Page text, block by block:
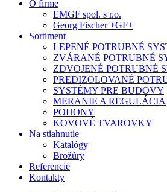
O firme
EMGF spol. s r.o.
Georg Fischer +GF+
Sortiment
LEPENÉ POTRUBNÉ
ZVÁRANÉ POTRUBNÉ
ZDVOJENÉ POTRUBNÉ
PREDIZOLOVANÉ
SYSTÉMY PRE BUDOVY
MERANIE A REGULÁCIA
POHONY
KOVOVÉ TVAROVKY
Na stiahnutie
Katalógy
Brožúry
Referencie
Kontakty